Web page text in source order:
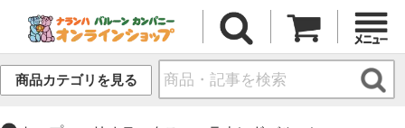
商品カテゴリを見る